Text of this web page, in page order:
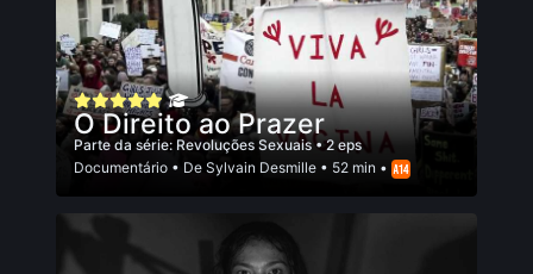
O Direito ao Prazer
Parte da série: Revoluções Sexuais • 2 eps
Documentário • De Sylvain Desmille • 52 min •